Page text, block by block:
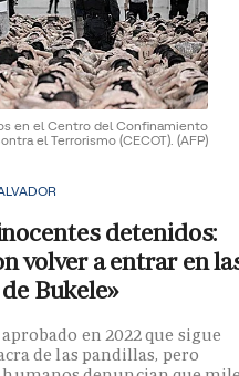
en el Centro del Confinamiento
el Terrorismo (CECOT). (AFP)
detenidos:
volver a entrar en
Bukele»
en 2022 que sigue
de las pandillas, pero